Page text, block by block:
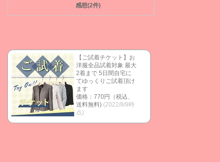
感想(2件)
【ご試着チケット】お
洋服全品試着対象 最大
2着まで 5日間自宅に
てゆっくりご試着頂け
ます
価格：770円（税込、
送料無料) (2022/8/9時
点)